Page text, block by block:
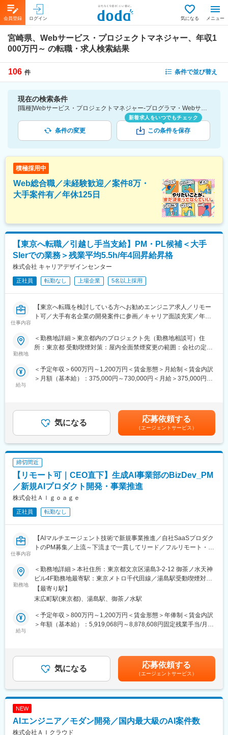
会員登録 ログイン 気になる メニュー
宮崎県、Webサービス・プロジェクトマネジャー、年収1
000万円～ の転職・求人検索結果
106 件 条件で並び替え
現在の検索条件
[職種]Webサービス・プロジェクトマネジャー-プログラマ・Webサービス系エンジニア [勤務地]宮崎県 [年収]1000万円～
条件の変更
新着求人をいつでもチェック
この条件を保存
積極採用中
Web総合職／未経験歓迎／案件8万・
大手案件有／年休125日
【東京へ転職／引越し手当支給】PM・PL候補＜大手
SIerでの業務＞残業平均5.5h/年4回昇給昇格
株式会社 キャリアデザインセンター
正社員 転勤なし 上場企業 5名以上採用
仕事内容
【東京へ転職を検討している方へお勧めエンジニア求人／リモー
ト可／大手有名企業の開発案件に参画／キャリア面談充実／年収
された方もいます！】
■業務内容
／PMとして上流工程を担っていただきます。
要件定義・基本設計からプロジェクト推進、メンバーマネジメン
開発実務に追われることなく、PL／PMとしての本来の価値を発
揮し、市場価値を高めていくことが可能です。
■具体的な業務内容
・顧客との要件定義・仕様調整、課題整理
・プロジェクト計画立案（スケジュール・工数・体制）
・開発メンバーの進捗・品質管理
・各種レビュー（設計レビュー、コード品質方針策定 等）
・リスク管理・課題解決のリード
・若手エンジニアの技術・育成支援
※ご経験や志向に応じて、PLからPMへのステップアップ、
またはテックリード型PLとしてのキャリア形成も可能です。
■プロジェクト例
・大手通信企業のAndroid／iOS向けアプリ開発プロジェクト
・中古車販売事業におけるtoC・社内向けシステム開発
・大手SIerの基幹システムAWS移行プロジェクト
JavaScript、TypeScript、Kotlin
DB：Oracle、SQLServer、PostgreSQL、MySQL
OS：Windows Server、Redhat Linux
インフラ：AWS、GCP
・案件は長期プロジェクトが中心
・大手企業案件に特化しており、プロジェクトの質・安定性とも
■案件アサイン
「エンジニアファースト」を大切にし、将来キャリアや希望条
件、働き方まで丁寧にヒアリング。経験・得意分野や挑戦したい
技術を踏まえ、数年後の成長につながる案件を提案します。会社
都合の一方的なアサインはなく、想いを形にできる環境です。
変更の範囲：会社の定める業務
勤務地
＜勤務地詳細＞東京都内のプロジェクト先（勤務地相談可）住
所：東京都 受動喫煙対策：屋内全面禁煙変更の範囲：会社の定め
給与
＜予定年収＞600万円～1,200万円＜賃金形態＞月給制＜賃金内訳
＞月額（基本給）：375,000円～730,000円＜月給＞375,000円～
上実績に合わせた評価項目を用意しています）■年収例経験者：月
給41.5万円／年収676万円賃金はあくまでも目安の金額であり、
選考を通じて上下する可能性があります。月給(月額)は固定手当を
含めた表記です。
気になる 応募依頼する
（エージェントサービス）
締切間近
【リモート可｜CEO直下】生成AI事業部のBizDev_PM
／新規AIプロダクト開発・事業推進
株式会社Ａｌｇｏａｇｅ
正社員 転勤なし
仕事内容
【AIマルチエージェント技術で新規事業推進／自社SaaSプロダク
トのPM募集／上流～下流まで一貫してリード／フルリモート・副
■募集背景
当社では、AI領域の事業拡大に伴い、複数の新規プロダクトを同
時並行で推進しています。
現在は、企画・開発・顧客連携が急速に立ち上がっており、事業
全体の中核を担うPM機能がまだ整いきっていない状態です。 こ
れまでエンジニアや経営陣がハンズオンでプロダクトを前に進め
てきましたが、
・顧客要件や営業同行などの幅広い役割の増加
・経営と開発を繋ぐ意思決定の必要性
といった状況から、PMが担うべき領域が急激に拡大 していま
・競合分析やプロダクトの優位性検証、戦略立案
・プロジェクト計画（スコープ定義、WBS、スケジュール策定）
勤務地
＜勤務地詳細＞本社住所：東京都文京区湯島3-2-12 御茶ノ水天神
ビル4F勤務地最寄駅：東京メトロ千代田線／湯島駅受動喫煙対
策：屋内喫煙可能場所あり変更の範囲：会社の定める事業所（リ
モートワーク含む）
【最寄り駅】
末広町駅(東京都)、湯島駅、御茶ノ水駅
給与
＜予定年収＞800万円～1,200万円＜賃金形態＞年俸制＜賃金内訳
＞年額（基本給）：5,919,068円～8,878,608円固定残業手当/月：
給与補足＞年収には月45時間相当の固定残業代を含む（※現年収
を配慮します）賃金はあくまでも目安の金額であり、選考を通じ
て上下する可能性があります。月給(月額)は固定手当を含めた表記
です。
気になる 応募依頼する
（エージェントサービス）
NEW
AIエンジニア／モダン開発／国内最大級のAI案件数
株式会社ＡＩクラウド